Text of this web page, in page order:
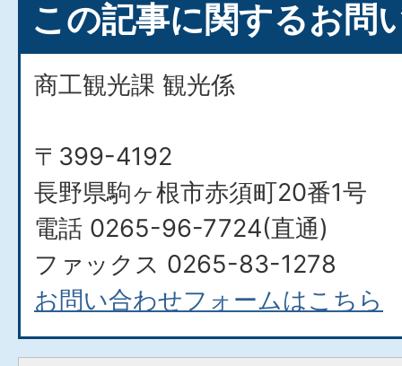
この記事に関するお問
商工観光課 観光係
〒399-4192
長野県駒ヶ根市赤須町20番1号
電話 0265-96-7724(直通)
ファックス 0265-83-1278
お問い合わせフォームはこちら